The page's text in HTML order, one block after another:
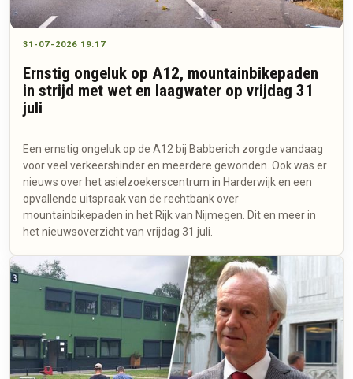
31-07-2026 19:17
Ernstig ongeluk op A12, mountainbikepaden
in strijd met wet en laagwater op vrijdag 31
juli
Een ernstig ongeluk op de A12 bij Babberich zorgde vandaag
voor veel verkeershinder en meerdere gewonden. Ook was er
nieuws over het asielzoekerscentrum in Harderwijk en een
opvallende uitspraak van de rechtbank over
mountainbikepaden in het Rijk van Nijmegen. Dit en meer in
het nieuwsoverzicht van vrijdag 31 juli.